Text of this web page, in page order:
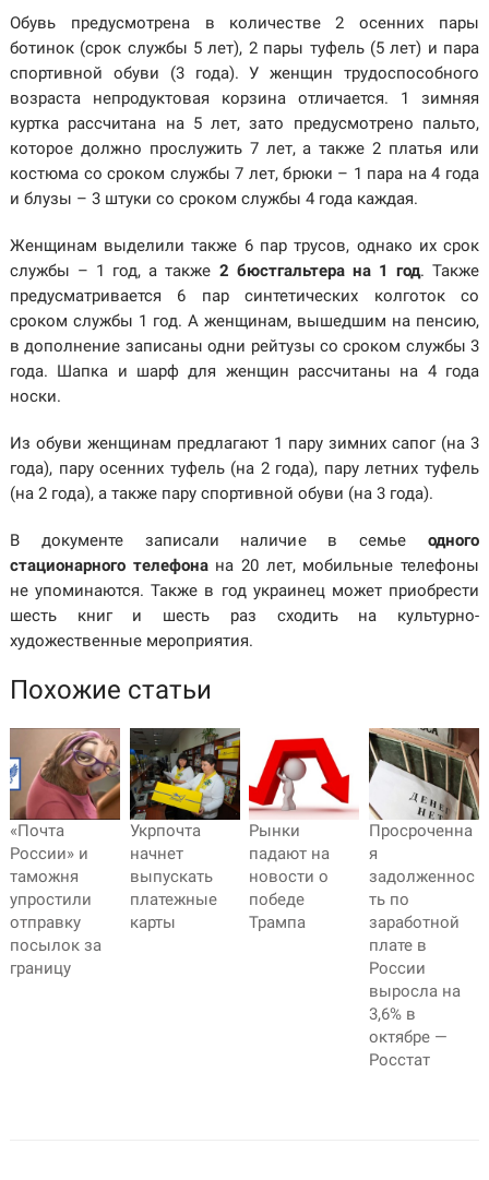
Обувь предусмотрена в количестве 2 осенних пары
ботинок (срок службы 5 лет), 2 пары туфель (5 лет) и пара
спортивной обуви (3 года). У женщин трудоспособного
возраста непродуктовая корзина отличается. 1 зимняя
куртка рассчитана на 5 лет, зато предусмотрено пальто,
которое должно прослужить 7 лет, а также 2 платья или
костюма со сроком службы 7 лет, брюки – 1 пара на 4 года
и блузы – 3 штуки со сроком службы 4 года каждая.
Женщинам выделили также 6 пар трусов, однако их срок
службы – 1 год, а также 2 бюстгальтера на 1 год. Также
предусматривается 6 пар синтетических колготок со
сроком службы 1 год. А женщинам, вышедшим на пенсию,
в дополнение записаны одни рейтузы со сроком службы 3
года. Шапка и шарф для женщин рассчитаны на 4 года
носки.
Из обуви женщинам предлагают 1 пару зимних сапог (на 3
года), пару осенних туфель (на 2 года), пару летних туфель
(на 2 года), а также пару спортивной обуви (на 3 года).
В документе записали наличие в семьеодного
стационарного телефонана 20 лет, мобильные телефоны
не упоминаются. Также в год украинец может приобрести
шесть книг и шесть раз сходить на культурно-
художественные мероприятия.
Похожие статьи
«Почта
России» и
таможня
упростили
отправку
посылок за
границу
Укрпочта
начнет
выпускать
платежные
карты
Рынки
падают на
новости о
победе
Трампа
Просроченна
я
задолженнос
ть по
заработной
плате в
России
выросла на
3,6% в
октябре —
Росстат